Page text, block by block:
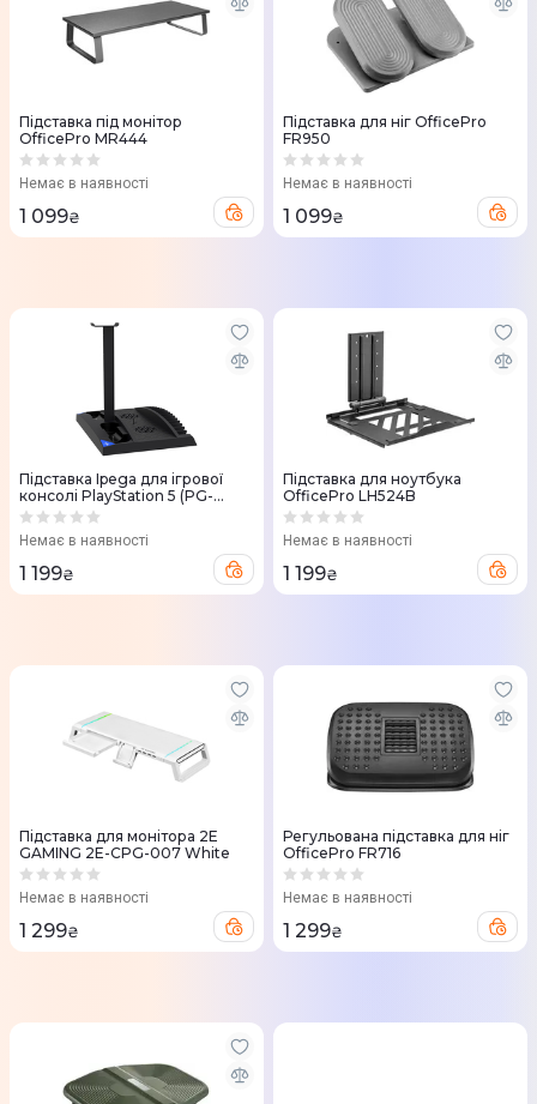
Підставка під монітор
OfficePro MR444
Немає в наявності
1 099₴
Підставка для ніг OfficePro
FR950
Немає в наявності
1 099₴
Підставка Ipega для ігрової
консолі PlayStation 5 (PG-
P5013)
Немає в наявності
1 199₴
Підставка для ноутбука
OfficePro LH524B
Немає в наявності
1 199₴
Підставка для монітора 2E
GAMING 2E-CPG-007 White
Немає в наявності
1 299₴
Регульована підставка для ніг
OfficePro FR716
Немає в наявності
1 299₴